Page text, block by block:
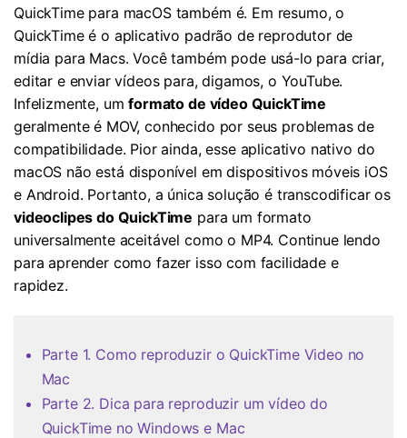
Usuários de Redes Sociais
Usuários de Mac
MAIS SOLUÇÕES
Especificaciones Técnicas
Uma lista de todos os formatos, dispositivos e GPUs
suportados pelo UniConverter.
O que há de novo?
Os produtos e atualizações mais recentes.
QuickTime para macOS também é. Em resumo, o
QuickTime é o aplicativo padrão de reprodutor de
mídia para Macs. Você também pode usá-lo para criar,
editar e enviar vídeos para, digamos, o YouTube.
Infelizmente, umformato de vídeo QuickTime
geralmente é MOV, conhecido por seus problemas de
compatibilidade. Pior ainda, esse aplicativo nativo do
macOS não está disponível em dispositivos móveis iOS
e Android. Portanto, a única solução é transcodificar os
videoclipes do QuickTime para um formato
universalmente aceitável como o MP4. Continue lendo
para aprender como fazer isso com facilidade e
rapidez.
Parte 1. Como reproduzir o QuickTime Video no
Mac
Parte 2. Dica para reproduzir um vídeo do
QuickTime no Windows e Mac